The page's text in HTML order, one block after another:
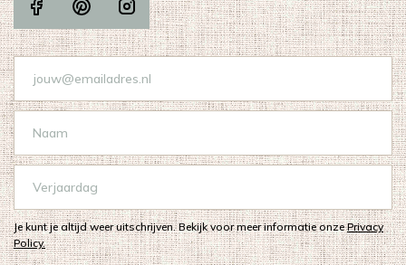
Je kunt je altijd weer uitschrijven. Bekijk voor meer informatie onzePrivacy
Policy.